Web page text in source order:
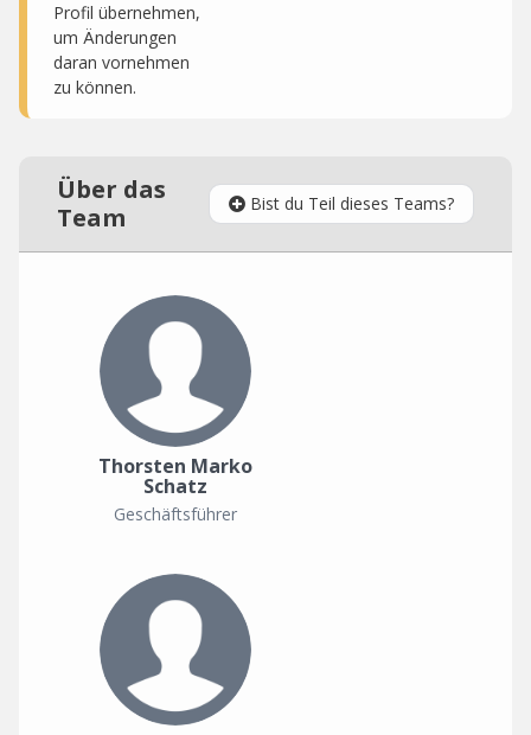
Profil übernehmen,
um Änderungen
daran vornehmen
zu können.
Über das
Team
Bist du Teil dieses Teams?
Thorsten Marko
Schatz
Geschäftsführer